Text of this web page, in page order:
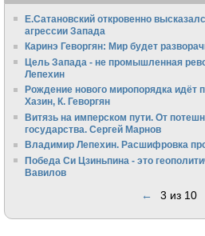
Е.Сатановский откровенно
агрессии Запада
Каринэ Геворгян: Мир будет
Цель Запада - не промышленная
Лепехин
Рождение нового миропорядка идёт
Хазин, К. Геворгян
Витязь на имперском пути. От
государства. Сергей Марнов
Владимир Лепехин. Расшифровка
Победа Си Цзиньпина - это
Вавилов
← 3 из 10